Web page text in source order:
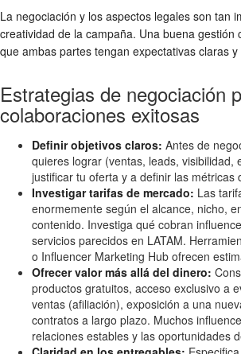
La negociación y los aspectos legales son tan
creatividad de la campaña. Una buena gestión
que ambas partes tengan expectativas claras
Estrategias de negociación
colaboraciones exitosas
Definir objetivos claros: Antes de
quieres lograr (ventas, leads, visibilidad,
justificar tu oferta y a definir las métricas
Investigar tarifas de mercado: Las
enormemente según el alcance, nicho,
contenido. Investiga qué cobran
servicios parecidos en LATAM.
o Influencer Marketing Hub ofrecen
Ofrecer valor más allá del dinero:
productos gratuitos, acceso exclusivo a
ventas (afiliación), exposición a una
contratos a largo plazo. Muchos
relaciones estables y las oportunidades